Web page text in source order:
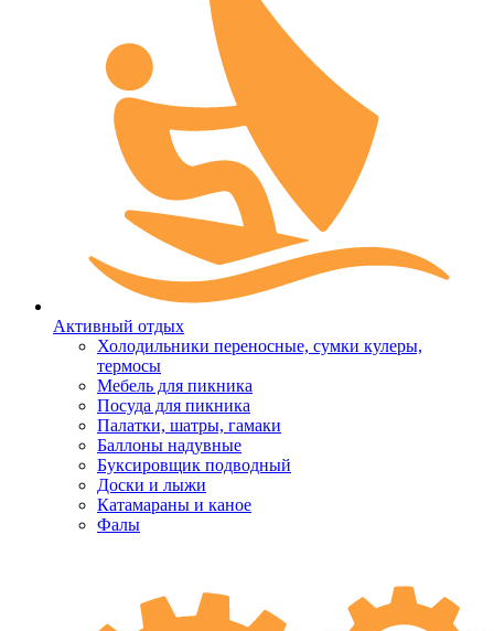
Активный отдых
Холодильники переносные, сумки кулеры,
термосы
Мебель для пикника
Посуда для пикника
Палатки, шатры, гамаки
Баллоны надувные
Буксировщик подводный
Доски и лыжи
Катамараны и каное
Фалы